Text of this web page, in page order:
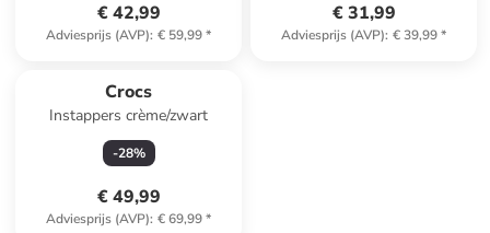
€ 42,99
Adviesprijs (AVP): € 59,99*
€ 31,99
Adviesprijs (AVP): € 39,99*
Crocs
Instappers crème/zwart
-28%
€ 49,99
Adviesprijs (AVP): € 69,99*